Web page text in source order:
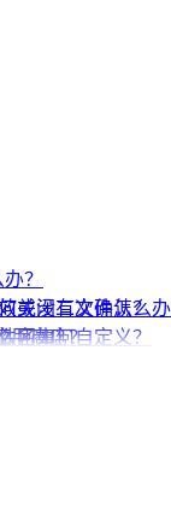
？
或没有文件怎么办
用商店？
关闭二次确认？
名如何自定义？
回事？
百多篇笔记？